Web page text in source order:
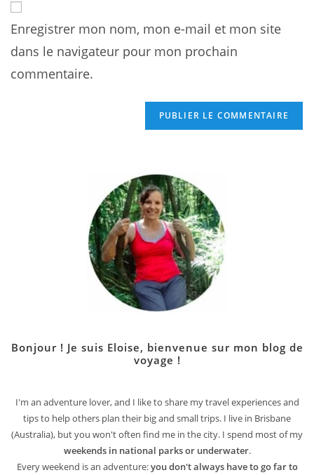
to
comment
address
to
comment
Enregistrer mon nom, mon e-mail et mon site
dans le navigateur pour mon prochain
commentaire.
Bonjour ! Je suis Eloise, bienvenue sur mon blog de
voyage !
I'm an adventure lover, and I like to share my travel experiences and
tips to help others plan their big and small trips. I live in Brisbane
(Australia), but you won't often find me in the city. I spend most of my
weekends in national parks or underwater.
Every weekend is an adventure:you don't always have to go far to